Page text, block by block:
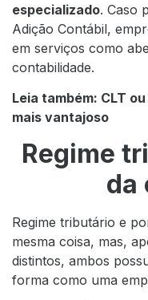
especializado. Caso
Adição Contábil,
em serviços como
contabilidade.
Leia também: CLT
mais vantajoso
Regime
da
Regime tributário e
mesma coisa, mas,
distintos, ambos
forma como uma